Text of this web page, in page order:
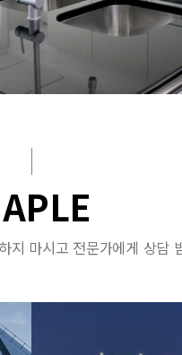
지 마시고 전문가에게 상담